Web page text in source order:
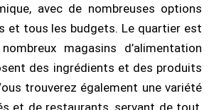
avec de nombreuses options
et tous les budgets. Le quartier est
magasins d’alimentation
des ingrédients et des produits
trouverez également une variété
et de restaurants, servant de tout,